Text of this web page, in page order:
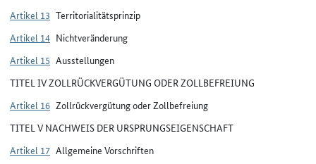
Artikel 13 Territorialitätsprinzip
Artikel 14 Nichtveränderung
Artikel 15 Ausstellungen
TITEL IV ZOLLRÜCKVERGÜTUNG ODER ZOLLBEFREIUNG
Artikel 16 Zollrückvergütung oder Zollbefreiung
TITEL V NACHWEIS DER URSPRUNGSEIGENSCHAFT
Artikel 17 Allgemeine Vorschriften